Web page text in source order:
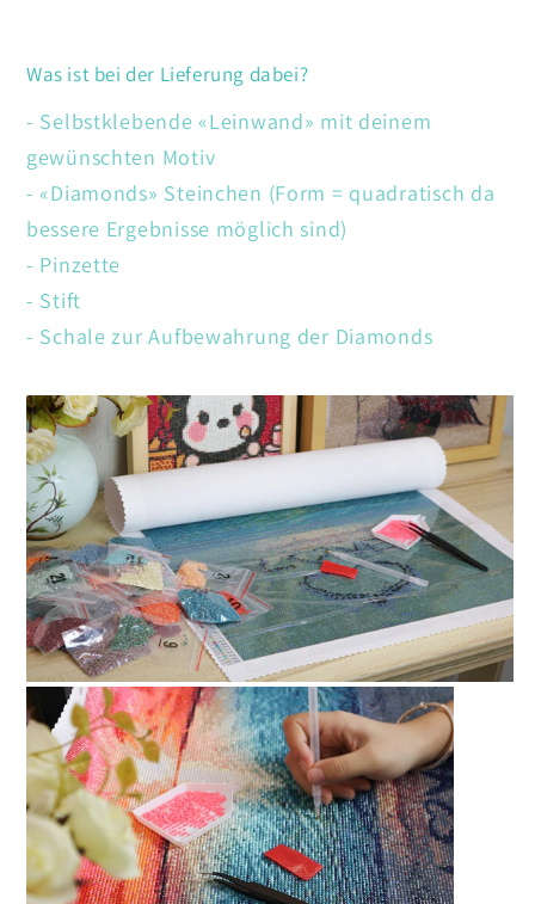
Was ist bei der Lieferung dabei?
- Selbstklebende «Leinwand» mit deinem
gewünschten Motiv
- «Diamonds» Steinchen (Form = quadratisch da
bessere Ergebnisse möglich sind)
- Pinzette
- Stift
- Schale zur Aufbewahrung der Diamonds